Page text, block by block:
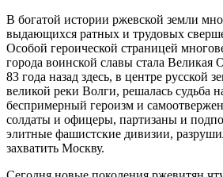
В богатой истории ржевской земли
выдающихся ратных и трудовых
Особой героической страницей
города воинской славы стала Великая
83 года назад здесь, в центре русской
великой реки Волги, решалась судьба
беспримерный героизм и
солдаты и офицеры, партизаны и
элитные фашистские дивизии,
захватить Москву.